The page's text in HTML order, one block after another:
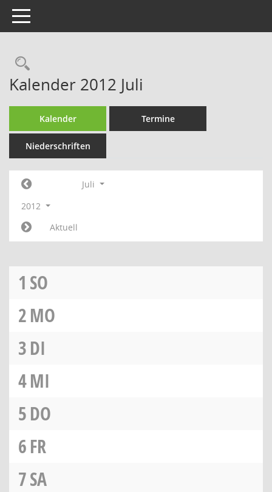
Toggle navigation
Rechercheauswahl
Kalender 2012 Juli
Kalender Termine
Niederschriften
Juli
2012
Aktuell
1 SO
2MO
3DI
4MI
5DO
6FR
7SA